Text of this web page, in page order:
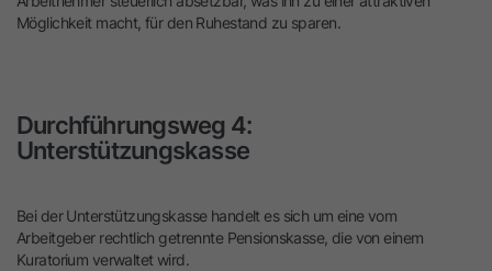
Möglichkeit macht, für den Ruhestand zu sparen.
Durchführungsweg 4:
Unterstützungskasse
Bei der Unterstützungskasse handelt es sich um eine vom
Arbeitgeber rechtlich getrennte Pensionskasse, die von einem
Kuratorium verwaltet wird.